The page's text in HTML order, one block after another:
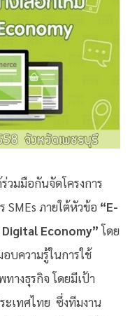
วมมือกันจัดโครงการ
SMEs ภายใต้หัวข้อ “E-
Economy”โดย
บความรู้ในการใช้
างธุรกิจ โดยมีเป้า
ะเทศไทย ซึ่งทีมงาน